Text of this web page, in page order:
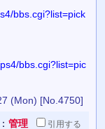
bbs.cgi?list=pick
bbs.cgi?list=pic
(Mon) [No.4750]
管理 引用する